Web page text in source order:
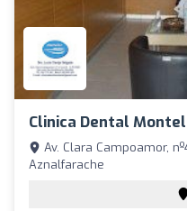
Clinica Dental
Av. Clara Campoamor,
Aznalfarache